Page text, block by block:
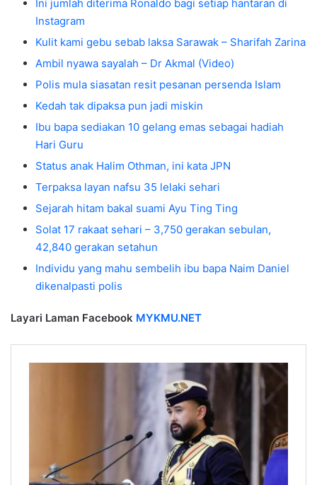
Ini jumlah diterima Ronaldo bagi setiap hantaran di
Instagram
Kulit kami gebu sebab laksa Sarawak – Sharifah Zarina
Ambil nyawa sayalah – Dr Akmal (Video)
Polis mula siasatan resit pesanan persenda Islam
Kedah tak dipaksa pun jadi miskin
Ibu bapa sediakan 10 gelang emas sebagai hadiah
Hari Guru
Status anak Halim Othman, ini kata JPN
Terpaksa layan nafsu 35 lelaki sehari
Sejarah hitam bakal suami Ayu Ting Ting
Solat 17 rakaat sehari – 3,750 gerakan sebulan,
42,840 gerakan setahun
Individu yang mahu sembelih ibu bapa Naim Daniel
dikenalpasti polis
Layari Laman Facebook MYKMU.NET